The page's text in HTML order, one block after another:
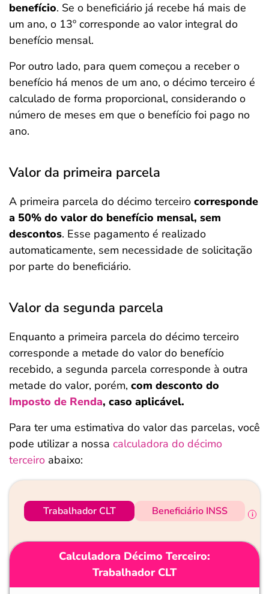
benefício. Se o beneficiário já recebe há mais de
um ano, o 13º corresponde ao valor integral do
benefício mensal.
Por outro lado, para quem começou a receber o
benefício há menos de um ano, o décimo terceiro é
calculado de forma proporcional, considerando o
número de meses em que o benefício foi pago no
ano.
Valor da primeira parcela
A primeira parcela do décimo terceiro corresponde
a 50% do valor do benefício mensal, sem
descontos. Esse pagamento é realizado
automaticamente, sem necessidade de solicitação
por parte do beneficiário.
Valor da segunda parcela
Enquanto a primeira parcela do décimo terceiro
corresponde a metade do valor do benefício
recebido, a segunda parcela corresponde à outra
metade do valor, porém, com desconto do
Imposto de Renda, caso aplicável.
Para ter uma estimativa do valor das parcelas, você
pode utilizar a nossa calculadora do décimo
terceiro abaixo:
Trabalhador CLT Beneficiário INSS
Calculadora Décimo Terceiro:
Trabalhador CLT